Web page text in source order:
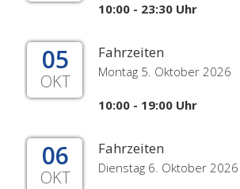
10:00 - 23:30 Uhr
05
OKT
Fahrzeiten
Montag 5. Oktober 2026
10:00 - 19:00 Uhr
06
OKT
Fahrzeiten
Dienstag 6. Oktober 2026